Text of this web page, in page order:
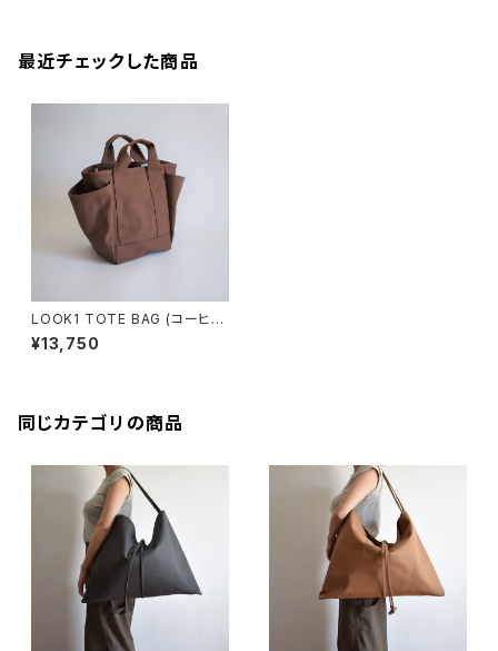
最近チェックした商品
LOOK1 TOTE BAG (コーヒ
ー/ブラウン)
¥13,750
同じカテゴリの商品